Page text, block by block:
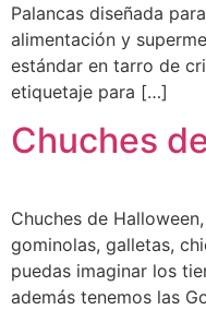
Palancas diseñada
alimentación y
estándar en tarro de
etiquetaje para […]
Chuches
Chuches de
gominolas, galletas,
puedas imaginar los
además tenemos las